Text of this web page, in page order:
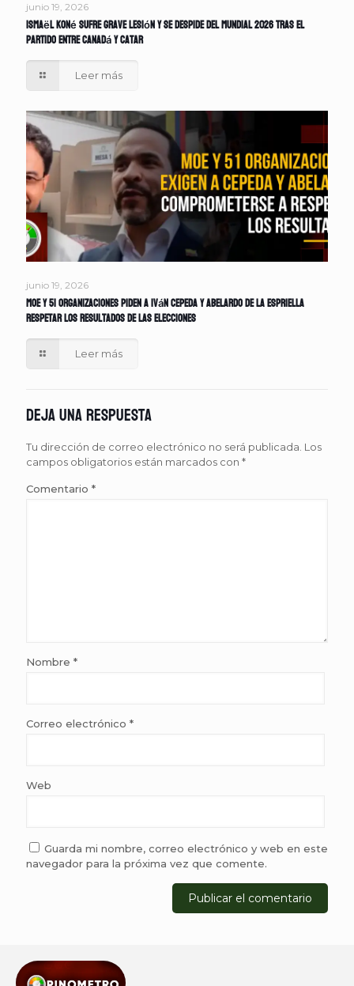
junio 19, 2026
Ismaël Koné sufre grave lesión y se despide del Mundial 2026 tras el
partido entre Canadá y Catar
Leer más
junio 19, 2026
MOE y 51 organizaciones piden a Iván Cepeda y Abelardo de la Espriella
respetar los resultados de las elecciones
Leer más
Deja una respuesta
Tu dirección de correo electrónico no será publicada. Los
campos obligatorios están marcados con *
Comentario *
Nombre *
Correo electrónico *
Web
Guarda mi nombre, correo electrónico y web en este
navegador para la próxima vez que comente.